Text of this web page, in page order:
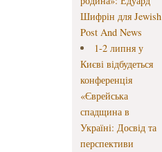
Шифрін для Jewish
Post And News
1-2 липня у
Києві відбудеться
конференція
«Єврейська
спадщина в
Україні: Досвід та
перспективи